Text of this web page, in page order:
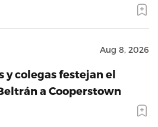
Aug 8, 2026
y colegas festejan el
a Cooperstown